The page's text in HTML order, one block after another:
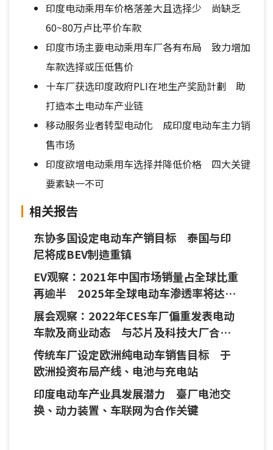
印度电动乘用车价格落差大且选择少 尚缺乏
60~80万卢比平价车款
印度市场主要电动乘用车厂各有布局 致力增加
车款选择或压低售价
十车厂获选印度政府PLI在地生产奖励計劃 助
打造本土电动车产业链
移动服务业者转型电动化 成印度电动车主力销
售市场
印度欲增电动乘用车选择并降低价格 四大关键
要素缺一不可
相关报告
东协多国设定电动车产销目标 泰国与印
尼将成BEV制造重镇
EV观察：2021年中国市场销量占全球比重
再逾半 2025年全球电动车渗透率将达
32.8%
展会观察：2022年CES车厂偏重发表电动
车款及商业动态 与芯片及科技大厂合作
亦将成趋势
传统车厂设定欧洲纯电动车销售目标 于
欧洲投资布局产线、电池与充电站
印度电动车产业具发展潜力 臺厂电池交
换、动力装置、车联网为合作关键